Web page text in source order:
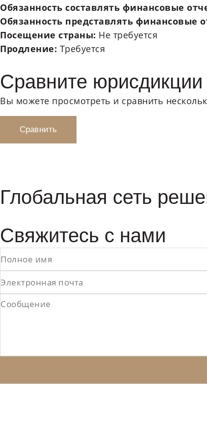
Обязанность составлять финансовые
Обязанность представлять финансовые
Посещение страны: Не требуется
Продление: Требуется
Сравните
Вы можете просмотреть и сравнить
Сравнить
Глобальная сеть
Свяжитесь с нами